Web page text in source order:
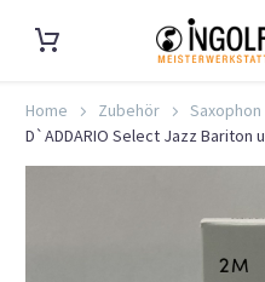
Home Zubehör Saxophon
D`ADDARIO Select Jazz Bariton